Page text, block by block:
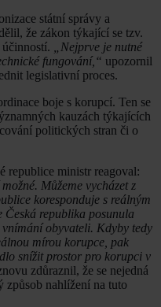
státní správy a
že zákon týkající se tzv.
„Nejprve je nutné
fungování,“ upozornil
legislativní proces.
boje s korupcí. Ten se
kauzách týkajících
politických stran či o
republice ministr reagoval:
Můžeme vycházet z
koresponduje s reálným
Česká republika posunula
vnímání obyvateli. Kdyby tedy
mírou korupce, pak
snížit prostor pro korupci v
zdůraznil, že se nejedná
způsob nahlížení na tuto